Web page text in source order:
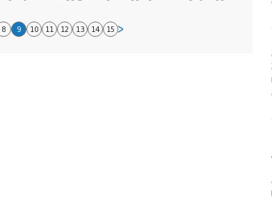
8 9 10 11 12 13 14 15